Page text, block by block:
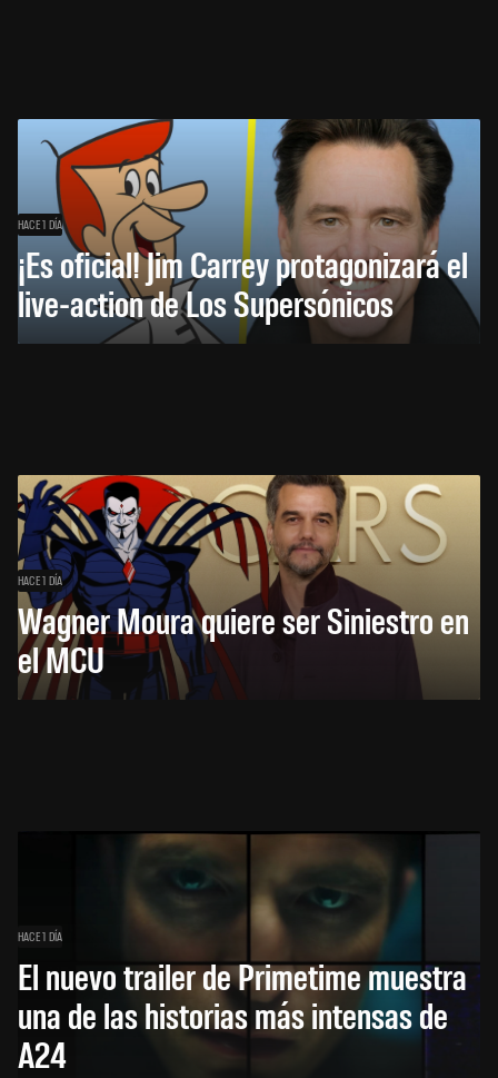
HACE 1 DÍA
¡Es oficial! Jim Carrey protagonizará el
live-action de Los Supersónicos
HACE 1 DÍA
Wagner Moura quiere ser Siniestro en
el MCU
HACE 1 DÍA
El nuevo trailer de Primetime muestra
una de las historias más intensas de
A24